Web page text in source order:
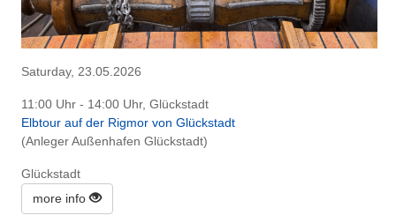
Saturday, 23.05.2026
11:00 Uhr - 14:00 Uhr, Glückstadt
Elbtour auf der Rigmor von Glückstadt
(Anleger Außenhafen Glückstadt)
Glückstadt
more info